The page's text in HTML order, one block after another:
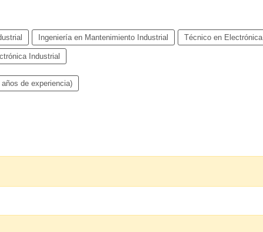
Ingeniería en Mantenimiento Industrial Técnico en Electrónica
Industrial
de experiencia)